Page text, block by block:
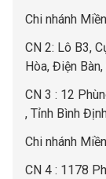
Chi nhánh
CN 2: Lô B3,
Hòa, Điện
CN 3 : 12
, Tỉnh Bình
Chi nhánh
CN 4 : 1178